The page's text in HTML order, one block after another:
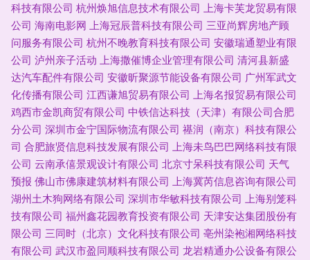
科技有限公司 杭州焕旭信息技术有限公司 上海卡芙龙贸易有限
公司 海南电影网 上海冠辰普科技有限公司 三亚尚辉房地产顾
问服务有限公司 杭州不晚教育科技有限公司 安徽瑞通塑业有限
公司 泸州亲子活动 上海撒催博企业管理有限公司 清河县新盛
达汽车配件有限公司 安徽昕聚源节能设备有限公司 广州军武文
化传播有限公司 江西谦旭贸易有限公司 上海名报贸易有限公司
鸡西市金凯商贸有限公司 中铁信达科技（天津）有限公司合肥
分公司 深圳市金宁国际物流有限公司 禥润（南京）科技有限公
司 合肥旅贤信息科技发展有限公司 上海未鸟巴巴网络科技有限
公司 云南承僖景观设计有限公司 北京寸呆科技有限公司 天气
预报 佛山市佛康建筑材料有限公司 上海冀芮信息咨询有限公司
湖州土木狗网络有限公司 深圳市华敏科技有限公司 上海别笼科
技有限公司 福州鑫花园教育投资有限公司 天津安达集团股份有
限公司 三同时（北京）文化科技有限公司 亳州染袍湘网络科技
有限公司 武汉市盈同顺科技有限公司 龙岩精通办公设备有限公